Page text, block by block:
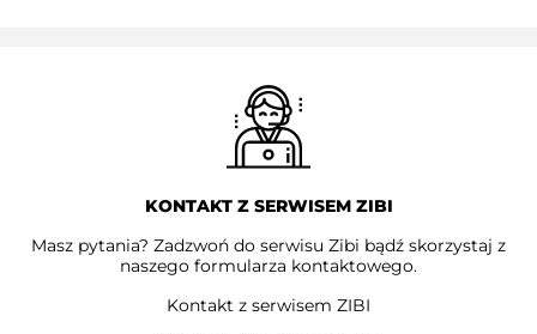
KONTAKT Z SERWISEM ZIBI
Masz pytania? Zadzwoń do serwisu Zibi bądź skorzystaj z
naszego formularza kontaktowego.
Kontakt z serwisem ZIBI